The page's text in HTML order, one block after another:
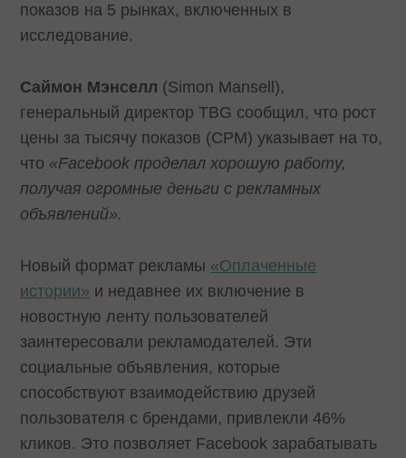
показов на 5 рынках, включенных в
исследование.
Саймон Мэнселл (Simon Mansell),
генеральный директор TBG сообщил, что рост
цены за тысячу показов (CPM) указывает на то,
что «Facebook проделал хорошую работу,
получая огромные деньги с рекламных
объявлений».
Новый формат рекламы «Оплаченные
истории» и недавнее их включение в
новостную ленту пользователей
заинтересовали рекламодателей. Эти
социальные объявления, которые
способствуют взаимодействию друзей
пользователя с брендами, привлекли 46%
кликов. Это позволяет Facebook зарабатывать